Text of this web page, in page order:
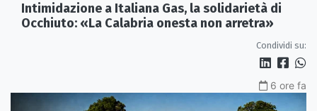
Intimidazione a Italiana Gas, la solidarietà di
Occhiuto: «La Calabria onesta non arretra»
Condividi su:
6 ore fa